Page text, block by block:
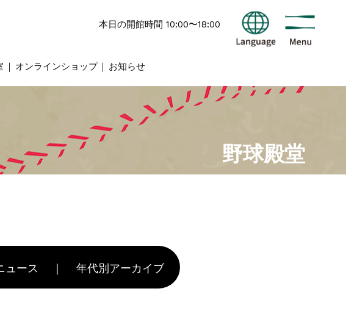
本日の開館時間 10:00〜18:00
オンラインショップ お知らせ
野球殿堂
ュース 年代別アーカイブ